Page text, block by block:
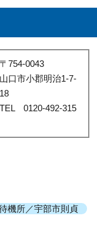
〒754-0043
山口市小郡明治1-7-
18
TEL 0120-492-315
機所／宇部市則貞